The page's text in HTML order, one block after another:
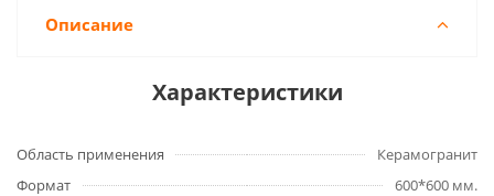
Описание
Характеристики
Область применения
Керамогранит
Формат
600*600 мм.